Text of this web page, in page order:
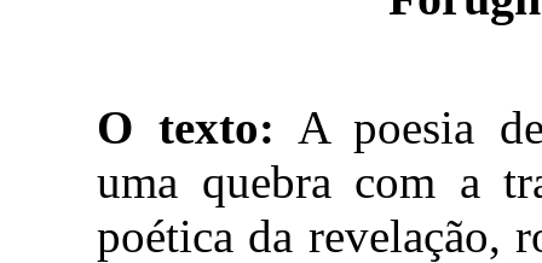
O texto: A poesia
uma quebra com a
poética da revelação,